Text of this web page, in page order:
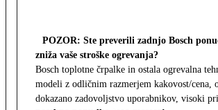
POZOR: Ste preverili zadnjo Bosch
zniža vaše stroške ogrevanja?
Bosch toplotne črpalke in ostala ogrevalna
modeli z odličnim razmerjem kakovost/cena,
dokazano zadovoljstvo uporabnikov, visoki